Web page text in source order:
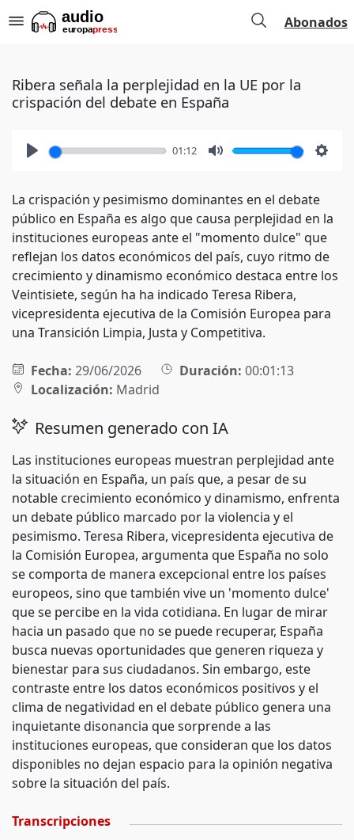
Abonados
Ribera señala la perplejidad en la UE por la
crispación del debate en España
01:12
La crispación y pesimismo dominantes en el debate
público en España es algo que causa perplejidad en la
instituciones europeas ante el "momento dulce" que
reflejan los datos económicos del país, cuyo ritmo de
crecimiento y dinamismo económico destaca entre los
Veintisiete, según ha ha indicado Teresa Ribera,
vicepresidenta ejecutiva de la Comisión Europea para
una Transición Limpia, Justa y Competitiva.
Fecha: 29/06/2026 Duración: 00:01:13
Localización: Madrid
Resumen generado con IA
Las instituciones europeas muestran perplejidad ante
la situación en España, un país que, a pesar de su
notable crecimiento económico y dinamismo, enfrenta
un debate público marcado por la violencia y el
pesimismo. Teresa Ribera, vicepresidenta ejecutiva de
la Comisión Europea, argumenta que España no solo
se comporta de manera excepcional entre los países
europeos, sino que también vive un 'momento dulce'
que se percibe en la vida cotidiana. En lugar de mirar
hacia un pasado que no se puede recuperar, España
busca nuevas oportunidades que generen riqueza y
bienestar para sus ciudadanos. Sin embargo, este
contraste entre los datos económicos positivos y el
clima de negatividad en el debate público genera una
inquietante disonancia que sorprende a las
instituciones europeas, que consideran que los datos
disponibles no dejan espacio para la opinión negativa
sobre la situación del país.
Transcripciones